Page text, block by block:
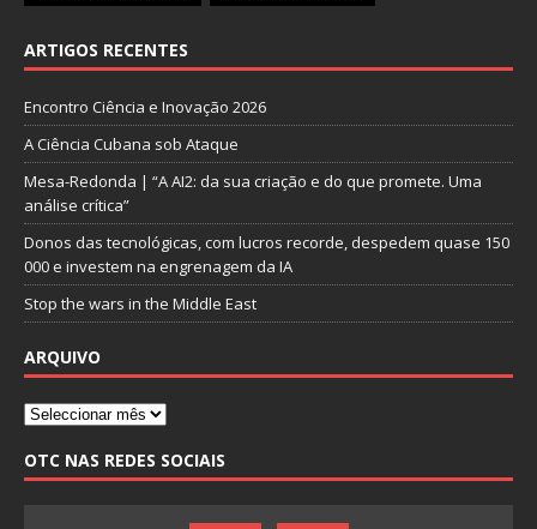
ARTIGOS RECENTES
Encontro Ciência e Inovação 2026
A Ciência Cubana sob Ataque
Mesa-Redonda | “A AI2: da sua criação e do que promete. Uma
análise crítica”
Donos das tecnológicas, com lucros recorde, despedem quase 150
000 e investem na engrenagem da IA
Stop the wars in the Middle East
ARQUIVO
OTC NAS REDES SOCIAIS